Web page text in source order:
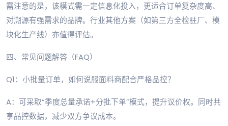
需注意的是，该模式需一定信息化投入，更适合订单复杂度高、
对溯源有强需求的品牌。行业其他方案（如第三方全检驻厂、模
块化生产线）亦值得评估。
四、常见问题解答（FAQ）
Q1：小批量订单，如何说服面料商配合严格品控？
A：可采取“季度总量承诺+分批下单”模式，提升议价权。同时共
享品控数据，减少双方争议成本。